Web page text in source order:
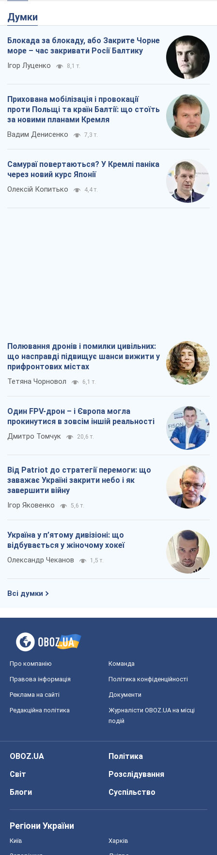
Думки
Блокада за блокаду, або Закрите Чорне
море – час закривати Росії Балтику
Ігор Луценко 8,1 т.
Прихована мобілізація і провокації
проти Польщі та країн Балтії: що стоїть
за новими планами Кремля
Вадим Денисенко 7,3 т.
Самураї повертаються? У Кремлі паніка
через новий курс Японії
Олексій Копитько 4,4 т.
Полювання дронів і помилки цивільних:
що насправді підвищує шанси вижити у
прифронтових містах
Тетяна Чорновол 6,1 т.
Один FPV-дрон – і Європа могла
прокинутися в зовсім іншій реальності
Дмитро Томчук 20,6 т.
Від Patriot до стратегії перемоги: що
заважає Україні закрити небо і як
завершити війну
Ігор Яковенко 5,6 т.
Україна у п’ятому дивізіоні: що
відбувається у жіночому хокеї
Олександр Чеканов 1,5 т.
Всі думки
Про компанію Команда
Правова інформація Політика конфіденційності
Реклама на сайті Документи
Редакційна політика
Журналісти OBOZ.UA на місці
подій
OBOZ.UA
Політика
Світ
Розслідування
Блоги
Суспільство
Регіони України
Київ Харків